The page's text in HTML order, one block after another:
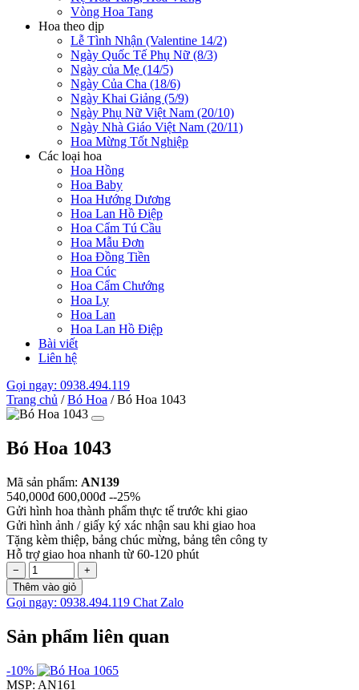
Vòng Hoa Tang
Hoa theo dịp
Lễ Tình Nhận (Valentine 14/2)
Ngày Quốc Tế Phụ Nữ (8/3)
Ngày của Mẹ (14/5)
Ngày Của Cha (18/6)
Ngày Khai Giảng (5/9)
Ngày Phụ Nữ Việt Nam (20/10)
Ngày Nhà Giáo Việt Nam (20/11)
Hoa Mừng Tốt Nghiệp
Các loại hoa
Hoa Hồng
Hoa Baby
Hoa Hướng Dương
Hoa Lan Hồ Điệp
Hoa Cẩm Tú Cầu
Hoa Mẫu Đơn
Hoa Đồng Tiền
Hoa Cúc
Hoa Cẩm Chướng
Hoa Ly
Hoa Lan
Hoa Lan Hồ Điệp
Bài viết
Liên hệ
Gọi ngay: 0938.494.119
Trang chủ / Bó Hoa / Bó Hoa 1043
Bó Hoa 1043
Mã sản phẩm: AN139
540,000đ 600,000đ --25%
Gửi hình hoa thành phẩm thực tế trước khi giao
Gửi hình ảnh / giấy ký xác nhận sau khi giao hoa
Tặng kèm thiệp, bảng chúc mừng, bảng tên công ty
Hỗ trợ giao hoa nhanh từ 60-120 phút
−
+
Thêm vào giỏ
Gọi ngay: 0938.494.119 Chat Zalo
Sản phẩm liên quan
-10%
MSP: AN161